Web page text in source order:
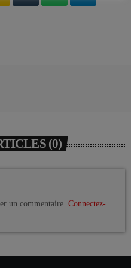
(0)
un commentaire. Connectez-